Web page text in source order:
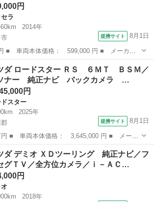
円
ラ
2014年
提携サイト 8月1日
： アクセラスポーツ ■ グレード名： Ｘ
フ 純正ナビ ＣＤ、ＤＶＤ再生 ＢＯＳＥサ
アクセラ
ダ ロードスター ＲＳ ６ＭＴ ＢＳＭ／
ナー 純正ナビ バックカメラ …
円
ドスター
2025年
提携サイト 8月1日
名： ロードスター ■ グレード名： Ｒ
後ソナー 純正ナビ バックカメラ ＲＥＣＡ
ロードスター
ダ デミオ ＸＤツーリング 純正ナビ／フ
グＴＶ／全方位カメラ／ｉ－ＡＣ…
円
2018年